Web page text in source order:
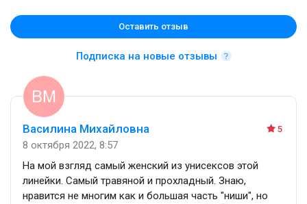
Оставить отзыв
Подписка на новые отзывы
5
Василина Михайловна
8 октября 2022, 8:57
На мой взгляд самый женский из унисексов этой
линейки. Самый травяной и прохладный. Знаю,
нравится не многим как и большая часть "ниши", но